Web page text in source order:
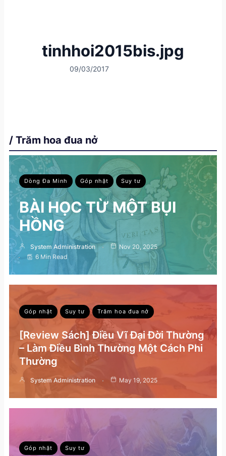
tinhhoi2015bis.jpg
09/03/2017
/ Trăm hoa đua nở
Dòng Đa Minh Góp nhặt Suy tư
BÀI HỌC TỪ MỘT BỤI
HỒNG
System Administration
Nov 20, 2025
6 Min Read
Góp nhặt Suy tư Trăm hoa đua nở
[Review Sách] Điều Vĩ Đại Đời Thường
– Làm Điều Bình Thường Một Cách Phi
Thường
System Administration May 19, 2025
Góp nhặt Suy tư